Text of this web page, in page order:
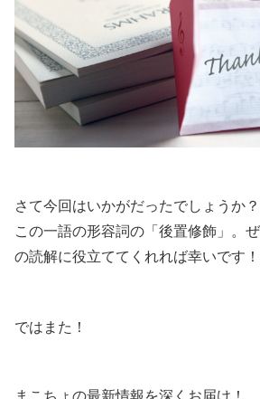
さて今回はいかがだったでしょうか
この一語の形容詞の「後置修飾」。
の読解に役立ててくれれば幸いです！
ではまた！
まこちょの最新情報を深くお届け！